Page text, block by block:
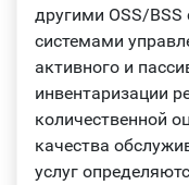
другими OSS/
системами
активного и
инвентаризации
количественной
качества
услуг